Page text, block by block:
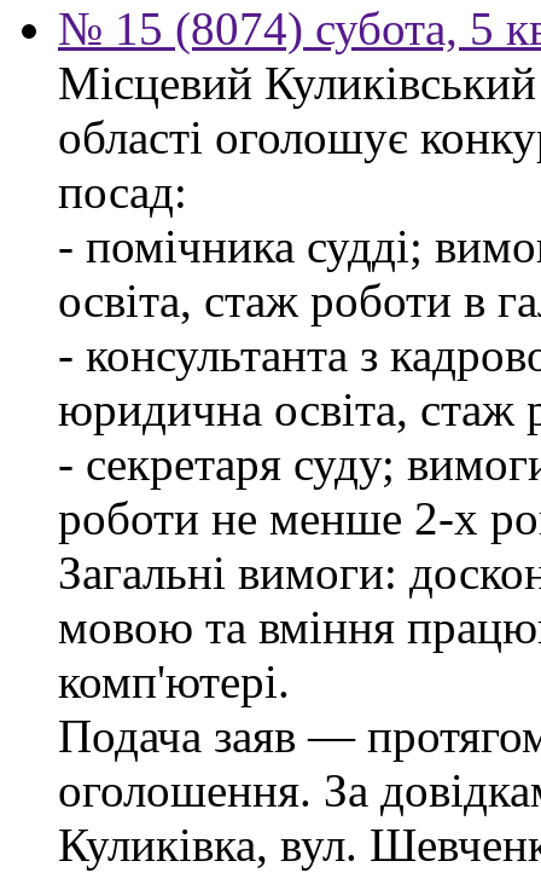
№ 15 (8074) субота, 5
Місцевий
області оголошує
посад:
- помічника судді;
освіта, стаж роботи в
- консультанта з
юридична освіта, стаж
- секретаря суду;
роботи не менше 2-х
Загальні вимоги:
мовою та вміння
комп'ютері.
Подача заяв —
оголошення. За
Куликівка, вул.